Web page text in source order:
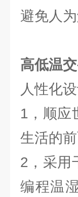
避免人
高低温
人性化
1，顺应
生活的前
2，采用
编程温